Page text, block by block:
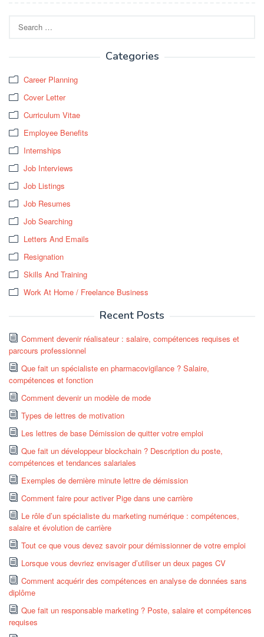
for:
Categories
Career Planning
Cover Letter
Curriculum Vitae
Employee Benefits
Internships
Job Interviews
Job Listings
Job Resumes
Job Searching
Letters And Emails
Resignation
Skills And Training
Work At Home / Freelance Business
Recent Posts
Comment devenir réalisateur : salaire, compétences requises et
parcours professionnel
Que fait un spécialiste en pharmacovigilance ? Salaire,
compétences et fonction
Comment devenir un modèle de mode
Types de lettres de motivation
Les lettres de base Démission de quitter votre emploi
Que fait un développeur blockchain ? Description du poste,
compétences et tendances salariales
Exemples de dernière minute lettre de démission
Comment faire pour activer Pige dans une carrière
Le rôle d’un spécialiste du marketing numérique : compétences,
salaire et évolution de carrière
Tout ce que vous devez savoir pour démissionner de votre emploi
Lorsque vous devriez envisager d’utiliser un deux pages CV
Comment acquérir des compétences en analyse de données sans
diplôme
Que fait un responsable marketing ? Poste, salaire et compétences
requises